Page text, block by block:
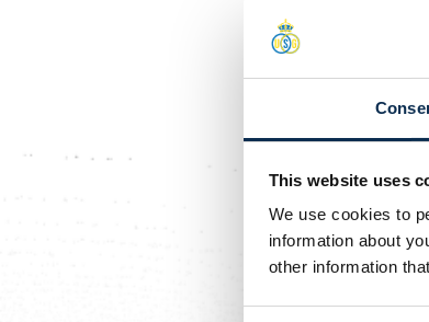
This website uses
We use cookies to
information about
other information
2026-02-24
Uit
een